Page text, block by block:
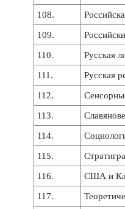
108.
109.
110. Русская
111. Русская
112.
113.
114.
115.
116. США и
117.